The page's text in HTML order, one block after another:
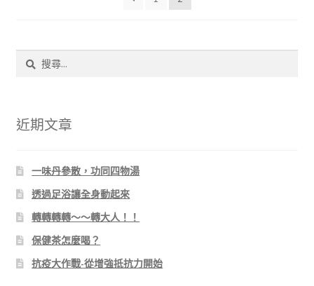
字:
近期文章
一味丹參散，功同四物湯
透過足浴讓全身動起來
轉轉轉轉～～轉大人！！
保健茶怎麼喝？
抗疫大作戰-從增強抵抗力開始